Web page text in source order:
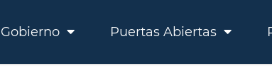
Gobierno Puertas Abiertas